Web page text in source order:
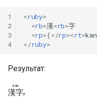
1
2
3
4
<ruby>
<rb>漢<rb>字
<rp>(</rp><rt>kan
</ruby>
Результат:
漢字
kan
ji